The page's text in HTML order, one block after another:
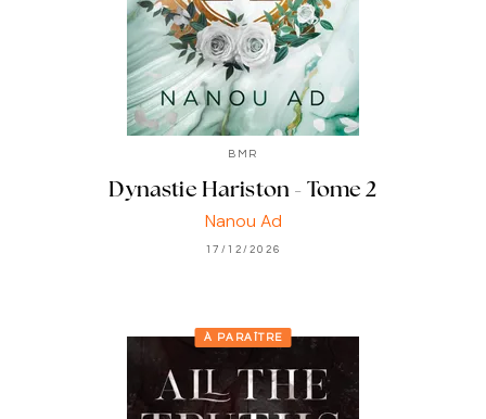
BMR
Dynastie Hariston - Tome 2
Nanou Ad
17/12/2026
À PARAÎTRE